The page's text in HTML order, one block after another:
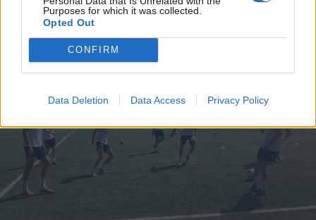
Purposes for which it was collected.
Opted Out
CONFIRM
Data Deletion Data Access Privacy Policy
ALTRE NOTIZIE DI LEGNANO